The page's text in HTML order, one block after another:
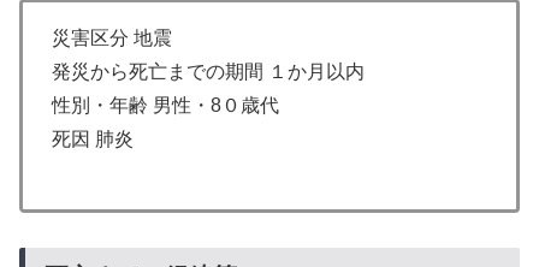
災害区分 地震
発災から死亡までの期間 １か月以内
性別・年齢 男性・8０歳代
死因 肺炎